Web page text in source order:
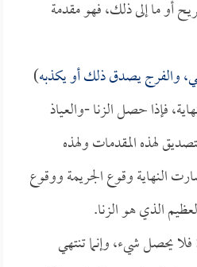
أو ما إلى ذلك، فهو مقدمة
والفرج يصدق ذلك أو يكذبه)
فإذا حصل الزنا -والعياذ
لهذه المقدمات ولهذه
النهاية وقوع الجريمة ووقوع
الذي هو الزنا.
يحصل شيء، وإنما تنتهي